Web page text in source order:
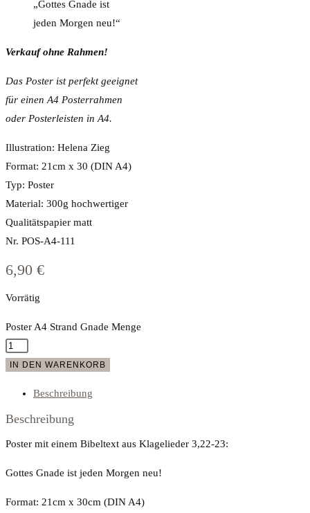
„Gottes Gnade ist
jeden Morgen neu!“
Verkauf ohne Rahmen!
Das Poster ist perfekt geeignet
für einen A4 Posterrahmen
oder Posterleisten in A4.
Illustration: Helena Zieg
Format: 21cm x 30 (DIN A4)
Typ: Poster
Material: 300g hochwertiger
Qualitätspapier matt
Nr. POS-A4-111
6,90 €
Vorrätig
Poster A4 Strand Gnade Menge
IN DEN WARENKORB
Beschreibung
Beschreibung
Poster mit einem Bibeltext aus Klagelieder 3,22-23:
Gottes Gnade ist jeden Morgen neu!
Format: 21cm x 30cm (DIN A4)